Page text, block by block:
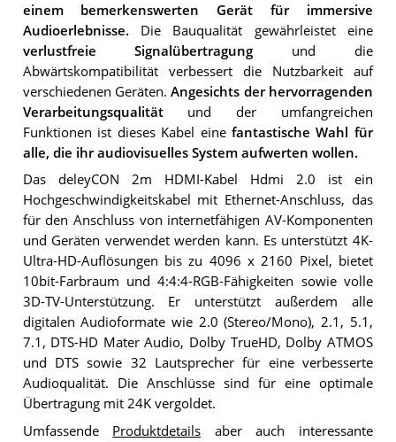
einem bemerkenswerten Gerät für immersive
Audioerlebnisse. Die Bauqualität gewährleistet eine
verlustfreie Signalübertragung und die
Abwärtskompatibilität verbessert die Nutzbarkeit auf
verschiedenen Geräten.Angesichts der hervorragenden
Verarbeitungsqualitätund der umfangreichen
Funktionen ist dieses Kabel eine fantastische Wahl für
alle, die ihr audiovisuelles System aufwerten wollen.
Das deleyCON 2m HDMI-Kabel Hdmi 2.0 ist ein
Hochgeschwindigkeitskabel mit Ethernet-Anschluss, das
für den Anschluss von internetfähigen AV-Komponenten
und Geräten verwendet werden kann. Es unterstützt 4K-
Ultra-HD-Auflösungen bis zu 4096 x 2160 Pixel, bietet
10bit-Farbraum und 4:4:4-RGB-Fähigkeiten sowie volle
3D-TV-Unterstützung. Er unterstützt außerdem alle
digitalen Audioformate wie 2.0 (Stereo/Mono), 2.1, 5.1,
7.1, DTS-HD Mater Audio, Dolby TrueHD, Dolby ATMOS
und DTS sowie 32 Lautsprecher für eine verbesserte
Audioqualität. Die Anschlüsse sind für eine optimale
Übertragung mit 24K vergoldet.
Umfassende Produktdetails aber auch interessante